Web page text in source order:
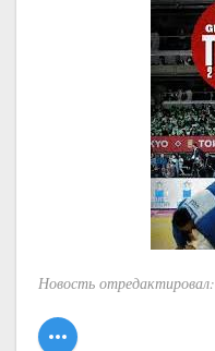
Новость отредактировал: